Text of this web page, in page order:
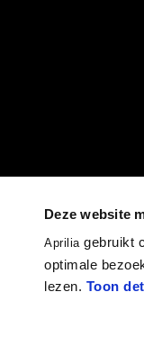
Deze website
Apriliagebruikt
optimale
lezen. Toon